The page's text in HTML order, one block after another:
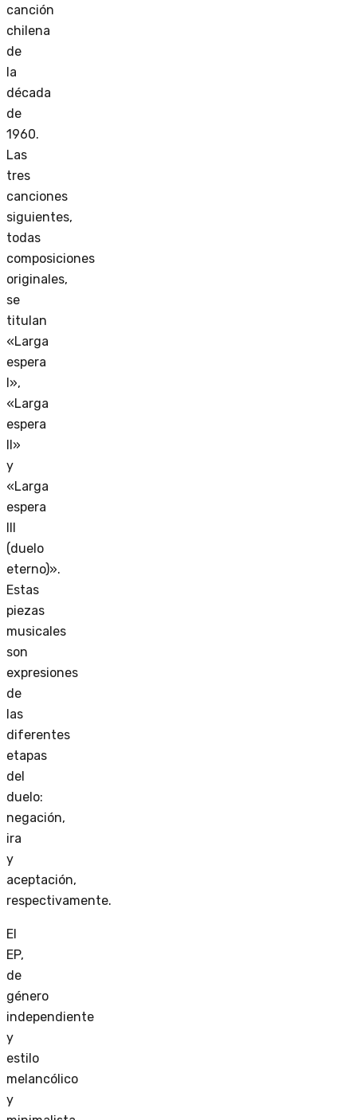
canción
chilena
de
la
década
de
1960.
Las
tres
canciones
siguientes,
todas
composiciones
originales,
se
titulan
«Larga
espera
I»,
«Larga
espera
II»
y
«Larga
espera
(duelo
eterno)».
Estas
piezas
musicales
son
expresiones
de
las
diferentes
etapas
del
duelo:
negación,
ira
y
aceptación,
respectivamente.
El
EP,
de
género
independiente
y
estilo
melancólico
y